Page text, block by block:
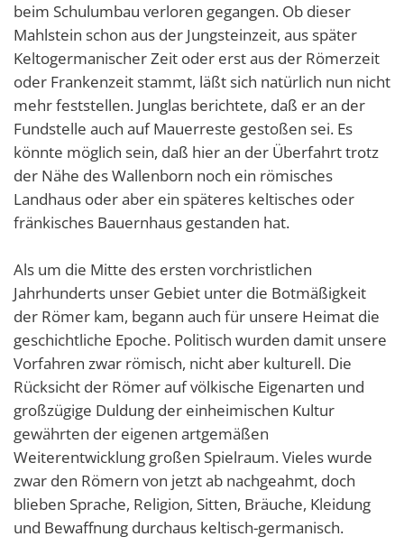
beim Schulumbau verloren gegangen. Ob dieser
Mahlstein schon aus der Jungsteinzeit, aus später
Keltogermanischer Zeit oder erst aus der Römerzeit
oder Frankenzeit stammt, läßt sich natürlich nun nicht
mehr feststellen. Junglas berichtete, daß er an der
Fundstelle auch auf Mauerreste gestoßen sei. Es
könnte möglich sein, daß hier an der Überfahrt trotz
der Nähe des Wallenborn noch ein römisches
Landhaus oder aber ein späteres keltisches oder
fränkisches Bauernhaus gestanden hat.
Als um die Mitte des ersten vorchristlichen
Jahrhunderts unser Gebiet unter die Botmäßigkeit
der Römer kam, begann auch für unsere Heimat die
geschichtliche Epoche. Politisch wurden damit unsere
Vorfahren zwar römisch, nicht aber kulturell. Die
Rücksicht der Römer auf völkische Eigenarten und
großzügige Duldung der einheimischen Kultur
gewährten der eigenen artgemäßen
Weiterentwicklung großen Spielraum. Vieles wurde
zwar den Römern von jetzt ab nachgeahmt, doch
blieben Sprache, Religion, Sitten, Bräuche, Kleidung
und Bewaffnung durchaus keltisch-germanisch.